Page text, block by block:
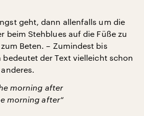
geht, dann allenfalls um die
beim Stehblues auf die Füße zu
Beten. – Zumindest bis
der Text vielleicht schon
morning after
morning after“